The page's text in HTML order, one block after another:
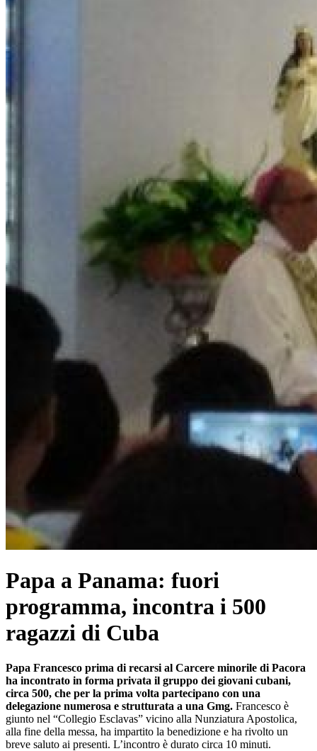
Papa a Panama: fuori
programma, incontra i 500
ragazzi di Cuba
Papa Francesco prima di recarsi al Carcere minorile di Pacora
ha incontrato in forma privata il gruppo dei giovani cubani,
circa 500, che per la prima volta partecipano con una
delegazione numerosa e strutturata a una Gmg. Francesco è
giunto nel “Collegio Esclavas” vicino alla Nunziatura Apostolica,
alla fine della messa, ha impartito la benedizione e ha rivolto un
breve saluto ai presenti. L’incontro è durato circa 10 minuti.